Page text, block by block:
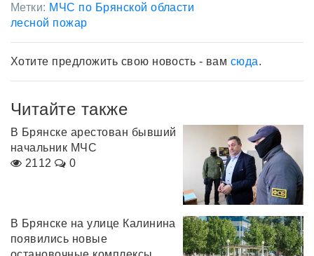
Метки: МЧС по Брянской области
лесной пожар
Хотите предложить свою новость - вам сюда.
Читайте также
В Брянске арестован бывший
начальник МЧС
2112
0
В Брянске на улице Калинина
появились новые